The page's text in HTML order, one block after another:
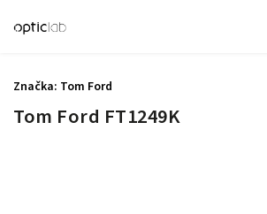
Tom Ford FT1249K
Značka: Tom Ford